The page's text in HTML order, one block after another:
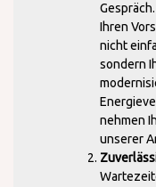
Ihren
nicht
sondern
nehmen
unserer